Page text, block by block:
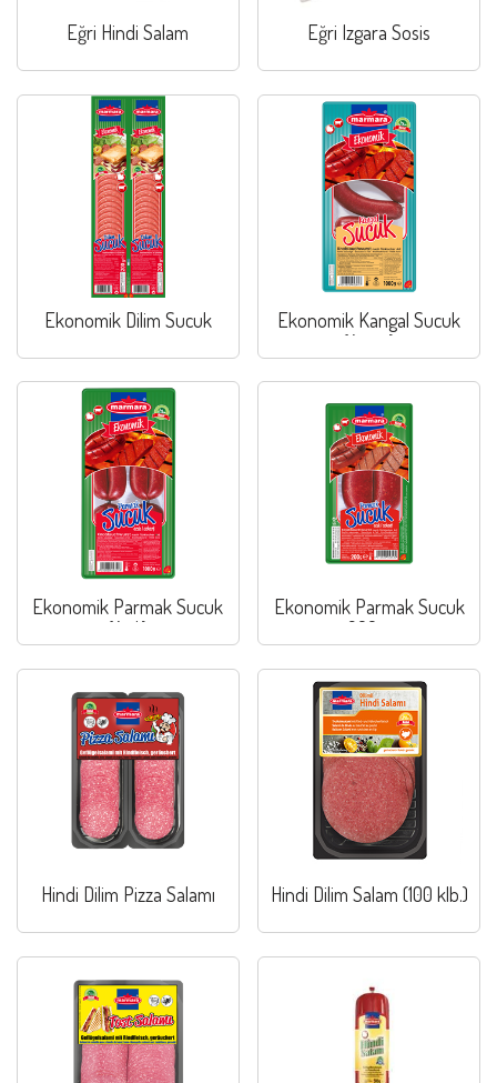
Eğri Hindi Salam Eğri Izgara Sosis
Ekonomik Dilim Sucuk
Ekonomik Kangal Sucuk
(Acısız)
Ekonomik Parmak Sucuk
(Acılı)
Ekonomik Parmak Sucuk
200 g
Hindi Dilim Pizza Salamı Hindi Dilim Salam (100 klb.)